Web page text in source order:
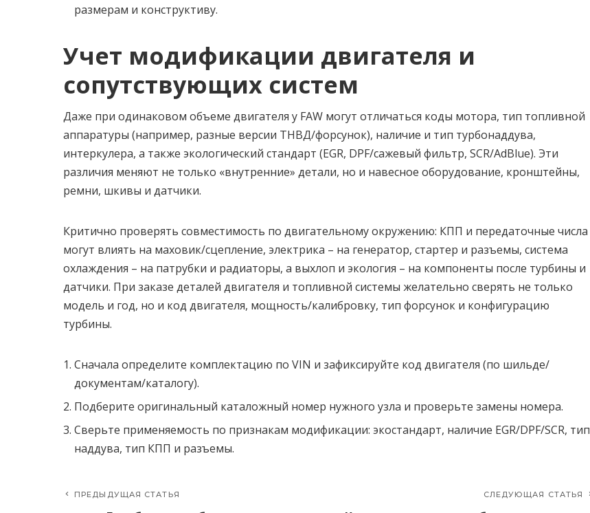
размерам и конструктиву.
Учет модификации двигателя и
сопутствующих систем
Даже при одинаковом объеме двигателя у FAW могут отличаться коды мотора, тип топливной
аппаратуры (например, разные версии ТНВД/форсунок), наличие и тип турбонаддува,
интеркулера, а также экологический стандарт (EGR, DPF/сажевый фильтр, SCR/AdBlue). Эти
различия меняют не только «внутренние» детали, но и навесное оборудование, кронштейны,
ремни, шкивы и датчики.
Критично проверять совместимость по двигательному окружению: КПП и передаточные числа
могут влиять на маховик/сцепление, электрика – на генератор, стартер и разъемы, система
охлаждения – на патрубки и радиаторы, а выхлоп и экология – на компоненты после турбины и
датчики. При заказе деталей двигателя и топливной системы желательно сверять не только
модель и год, но и код двигателя, мощность/калибровку, тип форсунок и конфигурацию
турбины.
Сначала определите комплектацию по VIN и зафиксируйте код двигателя (по шильде/
документам/каталогу).
Подберите оригинальный каталожный номер нужного узла и проверьте замены номера.
Сверьте применяемость по признакам модификации: экостандарт, наличие EGR/DPF/SCR, тип
наддува, тип КПП и разъемы.
ПРЕДЫДУЩАЯ СТАТЬЯ СЛЕДУЮЩАЯ СТАТЬЯ